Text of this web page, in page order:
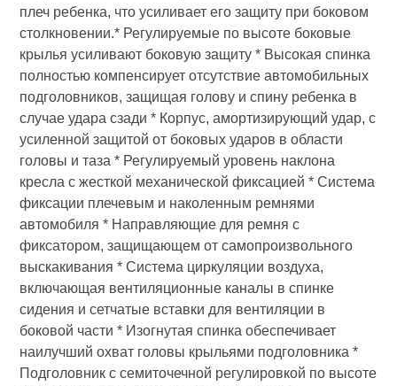
плеч ребенка, что усиливает его защиту при боковом
столкновении.* Регулируемые по высоте боковые
крылья усиливают боковую защиту * Высокая спинка
полностью компенсирует отсутствие автомобильных
подголовников, защищая голову и спину ребенка в
случае удара сзади * Корпус, амортизирующий удар, с
усиленной защитой от боковых ударов в области
головы и таза * Регулируемый уровень наклона
кресла с жесткой механической фиксацией * Система
фиксации плечевым и наколенным ремнями
автомобиля * Направляющие для ремня с
фиксатором, защищающем от самопроизвольного
выскакивания * Система циркуляции воздуха,
включающая вентиляционные каналы в спинке
сидения и сетчатые вставки для вентиляции в
боковой части * Изогнутая спинка обеспечивает
наилучший охват головы крыльями подголовника *
Подголовник с семиточечной регулировкой по высоте